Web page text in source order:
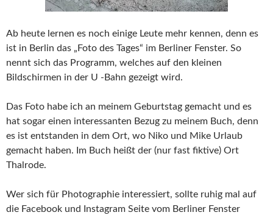
Ab heute lernen es noch einige Leute mehr kennen, denn es
ist in Berlin das „Foto des Tages“ im Berliner Fenster. So
nennt sich das Programm, welches auf den kleinen
Bildschirmen in der U -Bahn gezeigt wird.
Das Foto habe ich an meinem Geburtstag gemacht und es
hat sogar einen interessanten Bezug zu meinem Buch, denn
es ist entstanden in dem Ort, wo Niko und Mike Urlaub
gemacht haben. Im Buch heißt der (nur fast fiktive) Ort
Thalrode.
Wer sich für Photographie interessiert, sollte ruhig mal auf
die Facebook und Instagram Seite vom Berliner Fenster